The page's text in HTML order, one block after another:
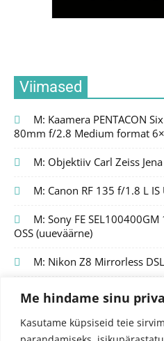
Me hindame sinu
Kasutame küpsiseid teie
Viimased
M: Kaamera PENTACON
80mm f/2.8 Medium format
M: Objektiiv Carl Zeiss
M: Canon RF 135 f/1.8 L IS
M: Sony FE
OSS (uueväärne)
M: Nikon Z8 Mirrorless